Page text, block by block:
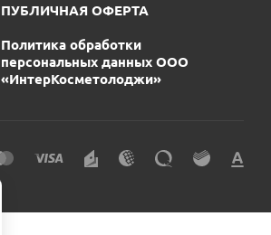
ПУБЛИЧНАЯ ОФЕРТА
Политика обработки
персональных данных ООО
«ИнтерКосметолоджи»